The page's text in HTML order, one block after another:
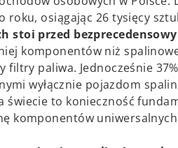
roku, osiągając 26 tysięcy
stoi przed
komponentów niż
filtry paliwa. Jednocześnie
wyłącznie pojazdom
świecie to konieczność
komponentów